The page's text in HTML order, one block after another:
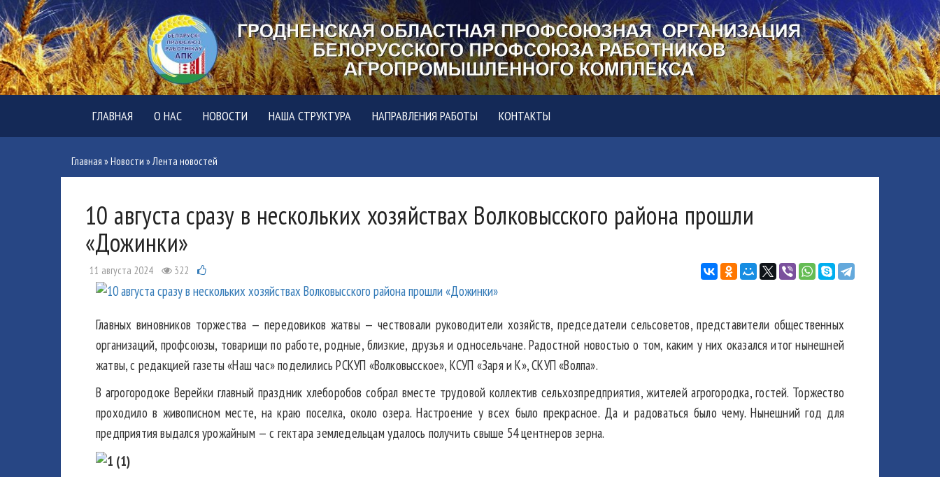
ГЛАВНАЯ О НАС НОВОСТИ НАША СТРУКТУРА НАПРАВЛЕНИЯ РАБОТЫ КОНТАКТЫ
Главная »Новости »Лента новостей
10 августа сразу в нескольких хозяйствах Волковысского района прошли
«Дожинки»
11 августа 2024 322
Главных виновников торжества — передовиков жатвы — чествовали руководители хозяйств, председатели сельсоветов, представители общественных
организаций, профсоюзы, товарищи по работе, родные, близкие, друзья и односельчане. Радостной новостью о том, каким у них оказался итог нынешней
жатвы, с редакцией газеты «Наш час» поделились РСКУП «Волковысское», КСУП «Заря и К», СКУП «Волпа».
В агрогородоке Верейки главный праздник хлеборобов собрал вместе трудовой коллектив сельхозпредприятия, жителей агрогородка, гостей. Торжество
проходило в живописном месте, на краю поселка, около озера. Настроение у всех было прекрасное. Да и радоваться было чему. Нынешний год для
предприятия выдался урожайным — с гектара земледельцам удалось получить свыше 54 центнеров зерна.